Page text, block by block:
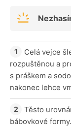
Celá vejce
rozpuštěnou a
s práškem a
nakonec lehce
Těsto
bábovkové